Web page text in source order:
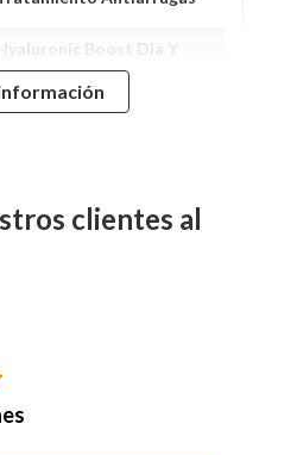
Boost Dia Y
clientes al